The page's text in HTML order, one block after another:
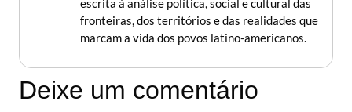
escrita à análise política, social e cultural das
fronteiras, dos territórios e das realidades que
marcam a vida dos povos latino-americanos.
Deixe um comentário